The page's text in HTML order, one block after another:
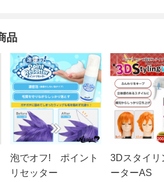
品
泡でオフ! ポイント
リセッター
3Dスタイリ
ーターAS